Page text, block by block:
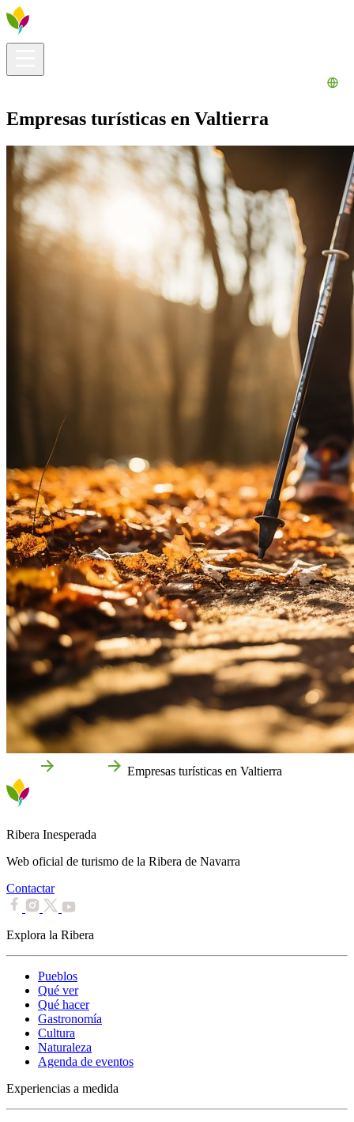
Empresas turísticas en Valtierra
Empresas turísticas en Valtierra
Ribera Inesperada
Web oficial de turismo de la Ribera de Navarra
Contactar
Explora la Ribera
Pueblos
Qué ver
Qué hacer
Gastronomía
Cultura
Naturaleza
Agenda de eventos
Experiencias a medida